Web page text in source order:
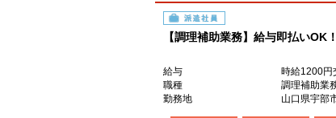
派遣社員
【調理補助業務】給与即払い
給与
時給1200円
職種
調理補助業
勤務地
山口県宇部